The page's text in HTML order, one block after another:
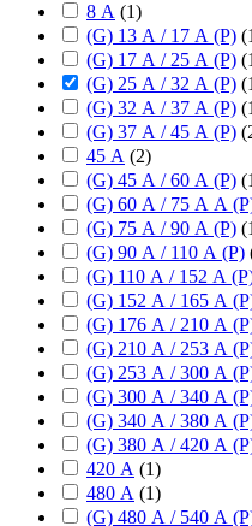
8 А (1)
(G) 13 А / 17 А (P) (1
(G) 17 А / 25 А (P) (1
(G) 25 А / 32 А (P) (1
(G) 32 А / 37 А (P) (1
(G) 37 А / 45 А (P) (
45 А (2)
(G) 45 А / 60 А (P) (1
(G) 60 А / 75 А А
(G) 75 А / 90 А (P) (1
(G) 90 А / 110 А (P)
(G) 110 А / 152 А
(G) 152 А / 165 А
(G) 176 А / 210 А
(G) 210 А / 253 А
(G) 253 А / 300 А
(G) 300 А / 340 А
(G) 340 А / 380 А
(G) 380 А / 420 А
420 А (1)
480 А (1)
(G) 480 А / 540 А